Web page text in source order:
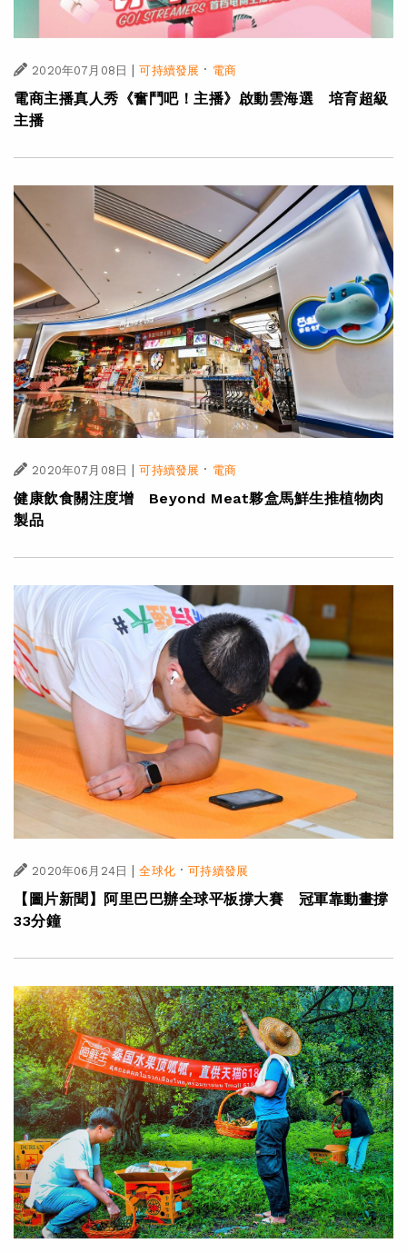
2020年07月08日 | 可持續發展 · 電商
電商主播真人秀《奮鬥吧！主播》啟動雲海選 培育超級
主播
2020年07月08日 | 可持續發展 · 電商
健康飲食關注度增 Beyond Meat夥盒馬鮮生推植物肉
製品
2020年06月24日 | 全球化·可持續發展
【圖片新聞】阿里巴巴辦全球平板撐大賽 冠軍靠動畫撐
33分鐘